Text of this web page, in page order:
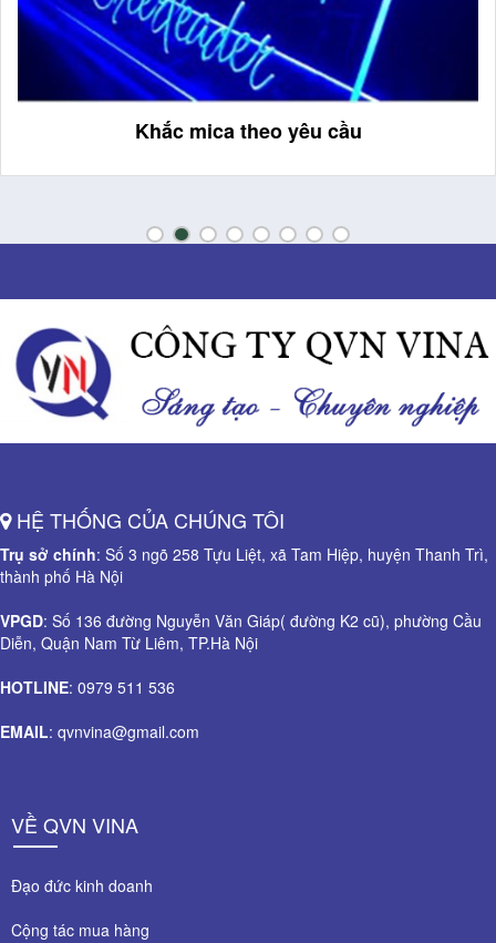
Biển phòng khách sạn
HỆ THỐNG CỦA CHÚNG TÔI
Trụ sở chính: Số 3 ngõ 258 Tựu Liệt, xã Tam Hiệp, huyện Thanh Trì,
thành phố Hà Nội
VPGD: Số 136 đường Nguyễn Văn Giáp( đường K2 cũ), phường Cầu
Diễn, Quận Nam Từ Liêm, TP.Hà Nội
HOTLINE: 0979 511 536
EMAIL: qvnvina@gmail.com
VỀ QVN VINA
Đạo đức kinh doanh
Cộng tác mua hàng